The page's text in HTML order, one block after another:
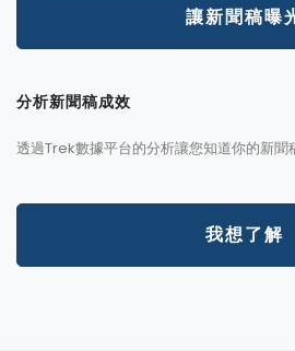
讓新聞稿曝
分析新聞稿成效
透過Trek數據平台的分析讓您知道你的新聞
我想了解